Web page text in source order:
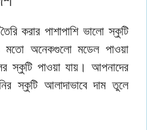
করার পাশাপাশি ভালো স্কুটি
মতো অনেকগুলো মডেল পাওয়া
স্কুটি পাওয়া যায়। আপনাদের
স্কুটি আলাদাভাবে দাম তুলে